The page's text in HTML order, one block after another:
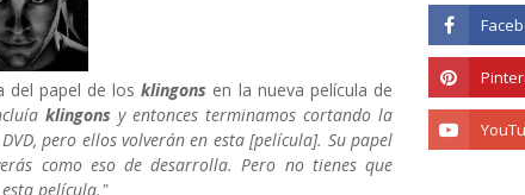
del papel de losklingons en la nueva película de
klingons y entonces terminamos cortando la
pero ellos volverán en esta [película]. Su papel
como eso de desarrolla. Pero no tienes que
película."